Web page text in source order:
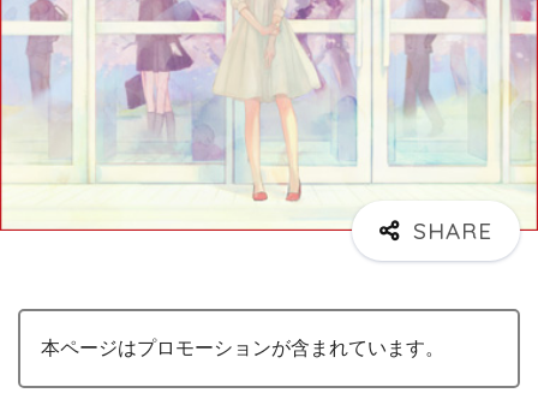
本ページはプロモーションが含まれています。